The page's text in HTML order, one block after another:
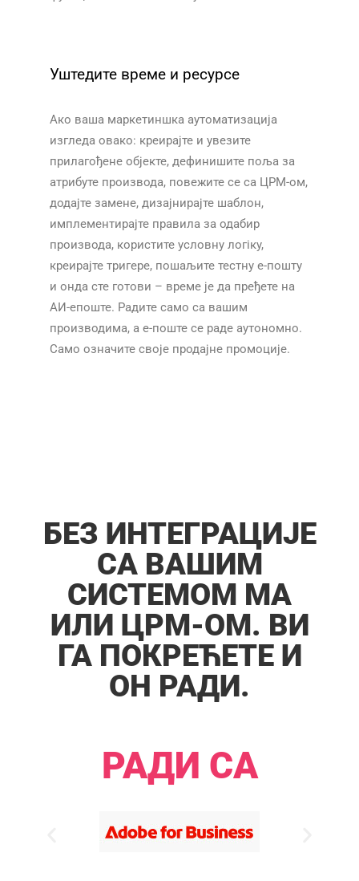
Уштедите време и ресурсе
Ако ваша маркетиншка аутоматизација
изгледа овако: креирајте и увезите
прилагођене објекте, дефинишите поља за
атрибуте производа, повежите се са ЦРМ-ом,
додајте замене, дизајнирајте шаблон,
имплементирајте правила за одабир
производа, користите условну логіку,
креирајте тригере, пошаљите тестну е-пошту
и онда сте готови – време је да пређете на
АИ-епоште. Радите само са вашим
производима, а е-поште се раде аутономно.
Само означите своје продајне промоције.​​
БЕЗ ИНТЕГРАЦИЈЕ
СА ВАШИМ
СИСТЕМОМ МА
ИЛИ ЦРМ-ОМ. ВИ
ГА ПОКРЕЋЕТЕ И
ОН РАДИ.​​
РАДИ СА​​